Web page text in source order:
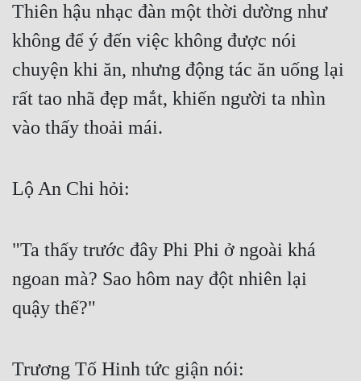
Thiên hậu nhạc đàn một thời dường như
không để ý đến việc không được nói
chuyện khi ăn, nhưng động tác ăn uống lại
rất tao nhã đẹp mắt, khiến người ta nhìn
vào thấy thoải mái.
Lộ An Chi hỏi:
"Ta thấy trước đây Phi Phi ở ngoài khá
ngoan mà? Sao hôm nay đột nhiên lại
quậy thế?"
Trương Tố Hinh tức giận nói: